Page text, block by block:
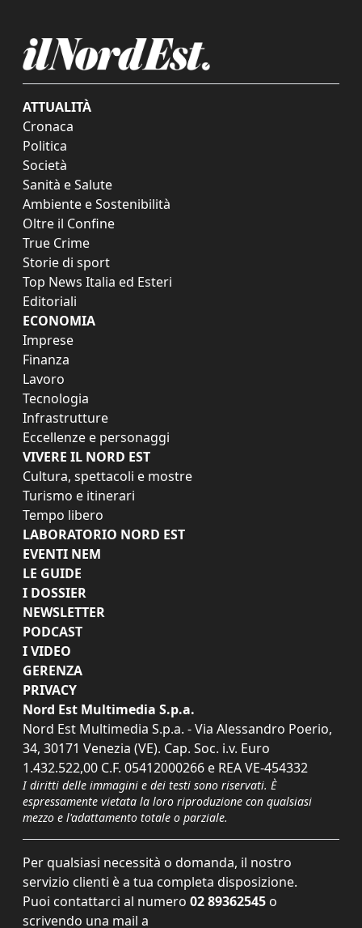
ATTUALITÀ
Cronaca
Politica
Società
Sanità e Salute
Ambiente e Sostenibilità
Oltre il Confine
True Crime
Storie di sport
Top News Italia ed Esteri
Editoriali
ECONOMIA
Imprese
Finanza
Lavoro
Tecnologia
Infrastrutture
Eccellenze e personaggi
VIVERE IL NORD EST
Cultura, spettacoli e mostre
Turismo e itinerari
Tempo libero
LABORATORIO NORD EST
EVENTI NEM
LE GUIDE
I DOSSIER
NEWSLETTER
PODCAST
I VIDEO
GERENZA
PRIVACY
Nord Est Multimedia S.p.a.
Nord Est Multimedia S.p.a. - Via Alessandro Poerio,
34, 30171 Venezia (VE). Cap. Soc. i.v. Euro
1.432.522,00 C.F. 05412000266 e REA VE-454332
I diritti delle immagini e dei testi sono riservati. È
espressamente vietata la loro riproduzione con qualsiasi
mezzo e l'adattamento totale o parziale.
Per qualsiasi necessità o domanda, il nostro
servizio clienti è a tua completa disposizione.
Puoi contattarci al numero 02 89362545 o
scrivendo una mail a